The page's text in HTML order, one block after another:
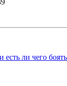
есть ли чего боять